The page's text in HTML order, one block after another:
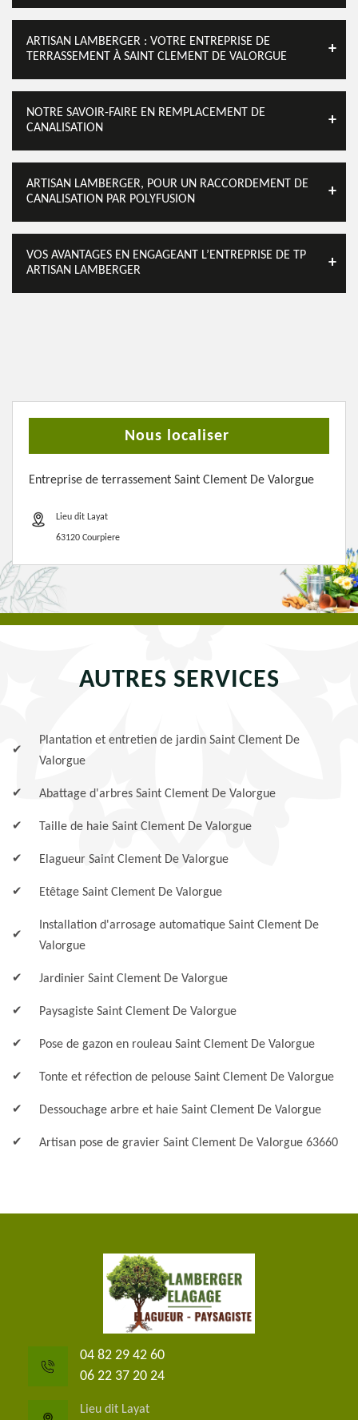
ARTISAN LAMBERGER : VOTRE ENTREPRISE DE
TERRASSEMENT À SAINT CLEMENT DE VALORGUE
NOTRE SAVOIR-FAIRE EN REMPLACEMENT DE
CANALISATION
ARTISAN LAMBERGER, POUR UN RACCORDEMENT DE
CANALISATION PAR POLYFUSION
VOS AVANTAGES EN ENGAGEANT L’ENTREPRISE DE TP
ARTISAN LAMBERGER
Nous localiser
Entreprise de terrassement Saint Clement De Valorgue
Lieu dit Layat
63120 Courpiere
AUTRES SERVICES
Plantation et entretien de jardin Saint Clement De
Valorgue
Abattage d'arbres Saint Clement De Valorgue
Taille de haie Saint Clement De Valorgue
Elagueur Saint Clement De Valorgue
Etêtage Saint Clement De Valorgue
Installation d'arrosage automatique Saint Clement De
Valorgue
Jardinier Saint Clement De Valorgue
Paysagiste Saint Clement De Valorgue
Pose de gazon en rouleau Saint Clement De Valorgue
Tonte et réfection de pelouse Saint Clement De Valorgue
Dessouchage arbre et haie Saint Clement De Valorgue
Artisan pose de gravier Saint Clement De Valorgue 63660
04 82 29 42 60
06 22 37 20 24
Lieu dit Layat